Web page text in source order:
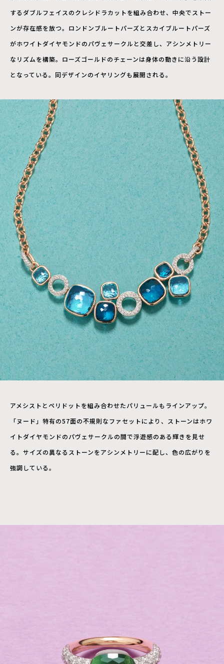
するダブルフェイスのクレシドラカットを組み合わせ、中央でストー
ンが存在感を放つ。ロンドンブルートパーズとスカイブルートパーズ
がホワイトダイヤモンドのパヴェサークルと交差し、アシンメトリー
なリズムを構築。ローズゴールドのチェーンは身体の動きに沿う設計
となっている。同デザインのイヤリングも展開される。
アメシストとペリドットを組み合わせたパリュールもラインアップ。
「ヌード」特有の57面の不規則なファセットにより、ストーンはホワ
イトダイヤモンドのパヴェサークルの間で浮遊感のある輝きを見せ
る。サイズの異なるストーンをアシンメトリーに配し、色の広がりを
強調している。